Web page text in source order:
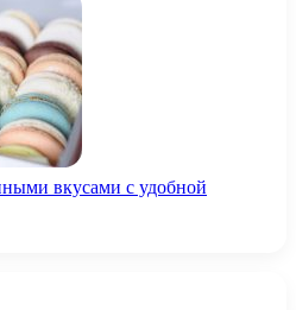
вкусами с удобной